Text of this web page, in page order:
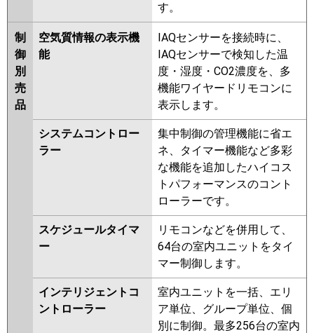
す。
制
御
別
売
品
空気質情報の表示機
能
IAQセンサーを接続時に、
IAQセンサーで検知した温
度・湿度・CO2濃度を、多
機能ワイヤードリモコンに
表示します。
システムコントロー
ラー
集中制御の管理機能に省エ
ネ、タイマー機能など多彩
な機能を追加したハイコス
トパフォーマンスのコント
ローラーです。
スケジュールタイマ
ー
リモコンなどを併用して、
64台の室内ユニットをタイ
マー制御します。
インテリジェントコ
ントローラー
室内ユニットを一括、エリ
ア単位、グループ単位、個
別に制御。最多256台の室内